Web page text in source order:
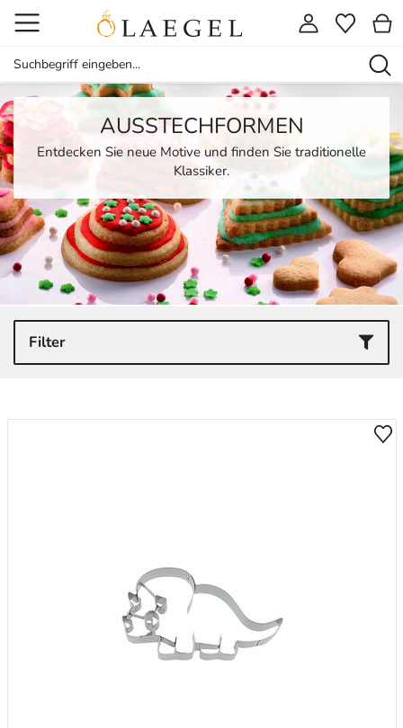
AUSSTECHFORMEN
Entdecken Sie neue Motive und finden Sie traditionelle
Klassiker.
Filter